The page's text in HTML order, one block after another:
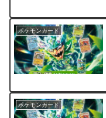
ポケモンカード
ポケモンカード